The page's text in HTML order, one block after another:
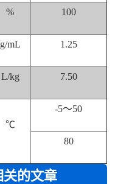
% 100
g/mL 1.25
L/kg 7.50
℃
-5～50
80
关的文章